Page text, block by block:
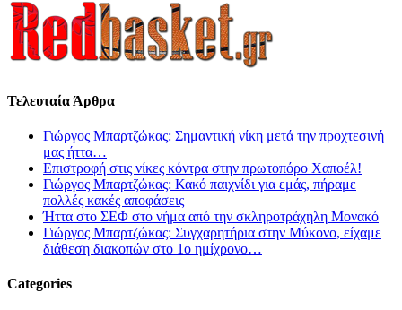
Τελευταία Άρθρα
Γιώργος Μπαρτζώκας: Σημαντική νίκη μετά την προχτεσινή
μας ήττα…
Επιστροφή στις νίκες κόντρα στην πρωτοπόρο Χαποέλ!
Γιώργος Μπαρτζώκας: Κακό παιχνίδι για εμάς, πήραμε
πολλές κακές αποφάσεις
Ήττα στο ΣΕΦ στο νήμα από την σκληροτράχηλη Μονακό
Γιώργος Μπαρτζώκας: Συγχαρητήρια στην Μύκονο, είχαμε
διάθεση διακοπών στο 1ο ημίχρονο…
Categories